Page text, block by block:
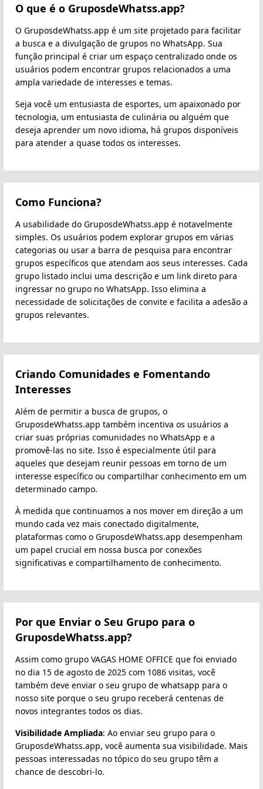
O que é o GruposdeWhatss.app?
O GruposdeWhatss.app é um site projetado para facilitar
a busca e a divulgação de grupos no WhatsApp. Sua
função principal é criar um espaço centralizado onde os
usuários podem encontrar grupos relacionados a uma
ampla variedade de interesses e temas.
Seja você um entusiasta de esportes, um apaixonado por
tecnologia, um entusiasta de culinária ou alguém que
deseja aprender um novo idioma, há grupos disponíveis
para atender a quase todos os interesses.
Como Funciona?
A usabilidade do GruposdeWhatss.app é notavelmente
simples. Os usuários podem explorar grupos em várias
categorias ou usar a barra de pesquisa para encontrar
grupos específicos que atendam aos seus interesses. Cada
grupo listado inclui uma descrição e um link direto para
ingressar no grupo no WhatsApp. Isso elimina a
necessidade de solicitações de convite e facilita a adesão a
grupos relevantes.
Criando Comunidades e Fomentando
Interesses
Além de permitir a busca de grupos, o
GruposdeWhatss.app também incentiva os usuários a
criar suas próprias comunidades no WhatsApp e a
promovê-las no site. Isso é especialmente útil para
aqueles que desejam reunir pessoas em torno de um
interesse específico ou compartilhar conhecimento em um
determinado campo.
À medida que continuamos a nos mover em direção a um
mundo cada vez mais conectado digitalmente,
plataformas como o GruposdeWhatss.app desempenham
um papel crucial em nossa busca por conexões
significativas e compartilhamento de conhecimento.
Por que Enviar o Seu Grupo para o
GruposdeWhatss.app?
Assim como grupo VAGAS HOME OFFICE que foi enviado
no dia 15 de agosto de 2025 com 1086 visitas, você
também deve enviar o seu grupo de whatsapp para o
nosso site porque o seu grupo receberá centenas de
novos integrantes todos os dias.
Visibilidade Ampliada: Ao enviar seu grupo para o
GruposdeWhatss.app, você aumenta sua visibilidade. Mais
pessoas interessadas no tópico do seu grupo têm a
chance de descobri-lo.